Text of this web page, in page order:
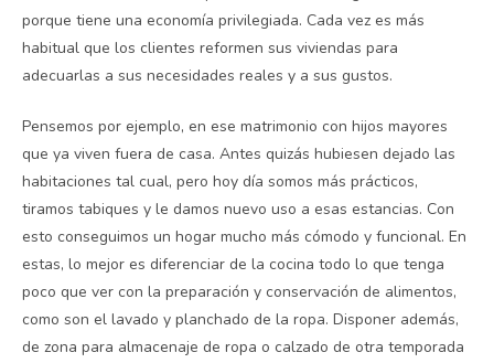
porque tiene una economía privilegiada. Cada vez es más
habitual que los clientes reformen sus viviendas para
adecuarlas a sus necesidades reales y a sus gustos.
Pensemos por ejemplo, en ese matrimonio con hijos mayores
que ya viven fuera de casa. Antes quizás hubiesen dejado las
habitaciones tal cual, pero hoy día somos más prácticos,
tiramos tabiques y le damos nuevo uso a esas estancias. Con
esto conseguimos un hogar mucho más cómodo y funcional. En
estas, lo mejor es diferenciar de la cocina todo lo que tenga
poco que ver con la preparación y conservación de alimentos,
como son el lavado y planchado de la ropa. Disponer además,
de zona para almacenaje de ropa o calzado de otra temporada